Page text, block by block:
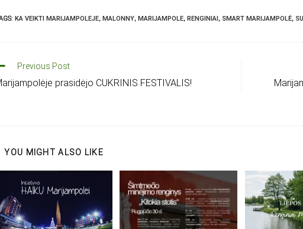
: KA VEIKTI MARIJAMPOLEJE, MALONNY, MARIJAMPOLE, RENGINIAI, SMART MARIJAMPOLĖ,
Previous Post
prasidėjo CUKRINIS FESTIVALIS!
YOU MIGHT ALSO LIKE